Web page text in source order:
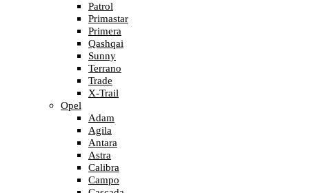
Patrol
Primastar
Primera
Qashqai
Sunny
Terrano
Trade
X-Trail
Opel
Adam
Agila
Antara
Astra
Calibra
Campo